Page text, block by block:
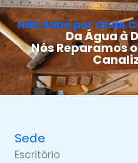
Não Sabe por Onde
Da Água à
Nós Reparamos
Sede
Escritório